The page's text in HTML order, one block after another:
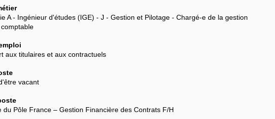
A - Ingénieur d'études (IGE) - J - Gestion et Pilotage - Chargé-e de la gestion
aux titulaires et aux contractuels
vacant
du Pôle France – Gestion Financière des Contrats F/H